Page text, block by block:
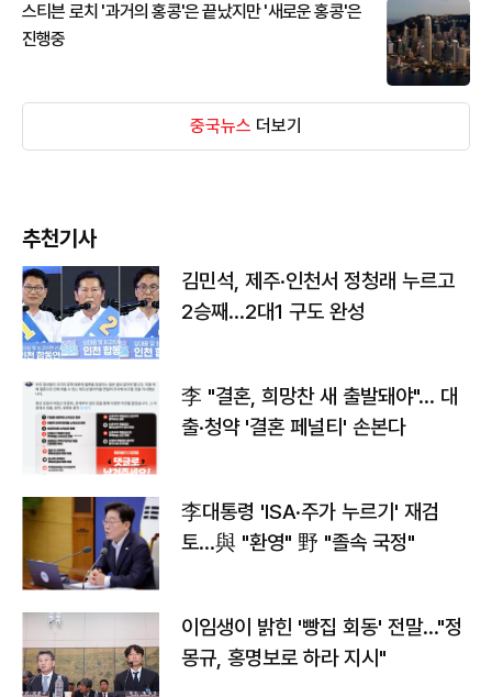
스티븐 로치 '과거의 홍콩'은 끝났지만 '새로운 홍콩'은
진행중
중국뉴스 더보기
추천기사
김민석, 제주·인천서 정청래 누르고
2승째…2대1 구도 완성
李 "결혼, 희망찬 새 출발돼야"… 대
출·청약 '결혼 페널티' 손본다
李대통령 'ISA·주가 누르기' 재검
토…與 "환영" 野 "졸속 국정"
이임생이 밝힌 '빵집 회동' 전말…"정
몽규, 홍명보로 하라 지시"